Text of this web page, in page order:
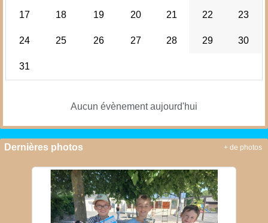
17 18 19 20 21 22 23
24 25 26 27 28 29 30
31
Aucun évènement aujourd'hui
Dernières photos + de photos